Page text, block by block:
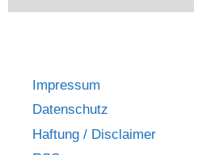
Impressum
Datenschutz
Haftung / Disclaimer